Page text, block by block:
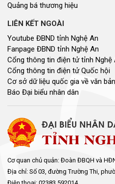
Quảng bá thương hiệu
LIÊN KẾT NGOÀI
Youtube ĐBND tỉnh Nghệ An
Fanpage ĐBND tỉnh Nghệ An
Cổng thông tin điện tử tỉnh Nghệ
Cổng thông tin điện tử Quốc hội
Cơ sở dữ liệu quốc gia về văn
Báo Đại biểu nhân dân
Cơ quan chủ quản: Đoàn ĐBQH và
Địa chỉ: Số 03, đường Trường Thi,